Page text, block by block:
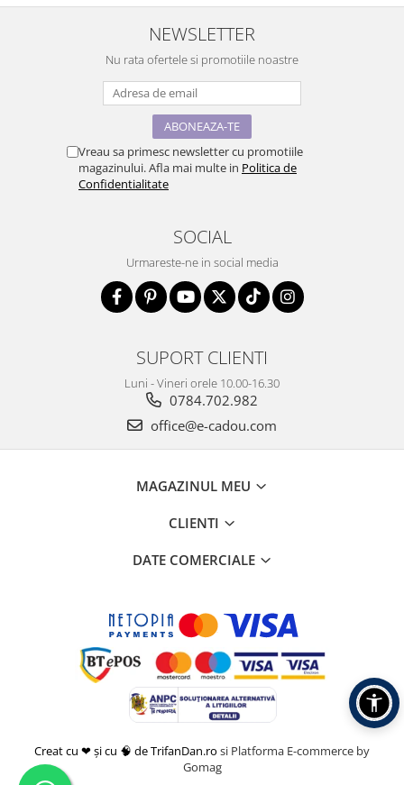
NEWSLETTER
Nu rata ofertele si promotiile noastre
Vreau sa primesc newsletter cu promotiile
magazinului. Afla mai multe in Politica de
Confidentialitate
SOCIAL
Urmareste-ne in social media
SUPORT CLIENTI
Luni - Vineri orele 10.00-16.30
0784.702.982
office@e-cadou.com
MAGAZINUL MEU
CLIENTI
DATE COMERCIALE
Creat cu ❤ și cu 🧠 de TrifanDan.ro si Platforma E-commerce by
Gomag